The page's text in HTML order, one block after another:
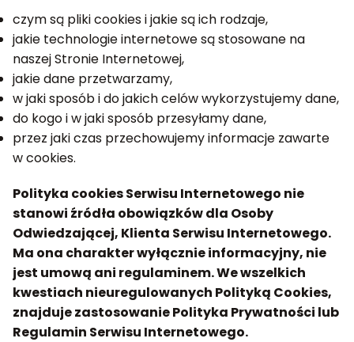
czym są pliki cookies i jakie są ich rodzaje,
jakie technologie internetowe są stosowane na
naszej Stronie Internetowej,
jakie dane przetwarzamy,
w jaki sposób i do jakich celów wykorzystujemy dane,
do kogo i w jaki sposób przesyłamy dane,
przez jaki czas przechowujemy informacje zawarte
w cookies.
Polityka cookies Serwisu Internetowego nie
stanowi źródła obowiązków dla Osoby
Odwiedzającej, Klienta Serwisu Internetowego.
Ma ona charakter wyłącznie informacyjny, nie
jest umową ani regulaminem. We wszelkich
kwestiach nieuregulowanych Polityką Cookies,
znajduje zastosowanie Polityka Prywatności lub
Regulamin Serwisu Internetowego.